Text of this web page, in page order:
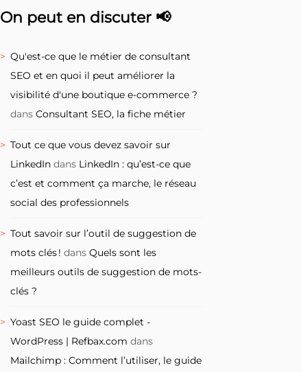
On peut en discuter 📢
Qu'est-ce que le métier de consultant
SEO et en quoi il peut améliorer la
visibilité d'une boutique e-commerce ?
dansConsultant SEO, la fiche métier
Tout ce que vous devez savoir sur
LinkedIn dans LinkedIn : qu’est-ce que
c’est et comment ça marche, le réseau
social des professionnels
Tout savoir sur l’outil de suggestion de
mots clés ! dansQuels sont les
meilleurs outils de suggestion de mots-
clés ?
Yoast SEO le guide complet -
WordPress | Refbax.com dans
Mailchimp : Comment l’utiliser, le guide